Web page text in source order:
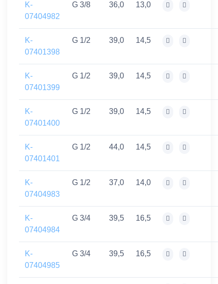
K-
07404982
G 3/8 36,0 13,0
K-
07401398
G 1/2 39,0 14,5
K-
07401399
G 1/2 39,0 14,5
K-
07401400
G 1/2 39,0 14,5
K-
07401401
G 1/2 44,0 14,5
K-
07404983
G 1/2 37,0 14,0
K-
07404984
G 3/4 39,5 16,5
K-
07404985
G 3/4 39,5 16,5